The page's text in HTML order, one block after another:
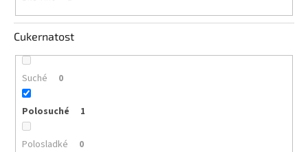
Víno
podle
cukru
Dárkové
vína
Delikatesy
Cukernatost
Suché 0
Polosuché 1
Polosladké 0